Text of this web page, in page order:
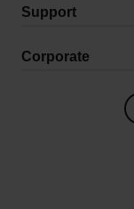
Support
Corporate